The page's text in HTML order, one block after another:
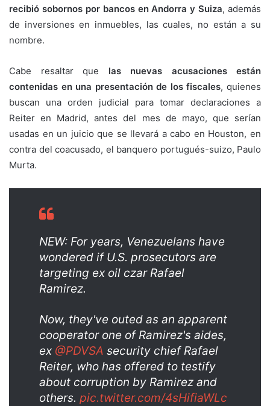
recibió sobornos por bancos en Andorra y Suiza, además
de inversiones en inmuebles, las cuales, no están a su
nombre.
Cabe resaltar que las nuevas acusaciones están
contenidas en una presentación de los fiscales, quienes
buscan una orden judicial para tomar declaraciones a
Reiter en Madrid, antes del mes de mayo, que serían
usadas en un juicio que se llevará a cabo en Houston, en
contra del coacusado, el banquero portugués-suizo, Paulo
Murta.
NEW: For years, Venezuelans have
wondered if U.S. prosecutors are
targeting ex oil czar Rafael
Ramirez.
Now, they've outed as an apparent
cooperator one of Ramirez's aides,
ex @PDVSA security chief Rafael
Reiter, who has offered to testify
about corruption by Ramirez and
others. pic.twitter.com/4sHifiaWLc